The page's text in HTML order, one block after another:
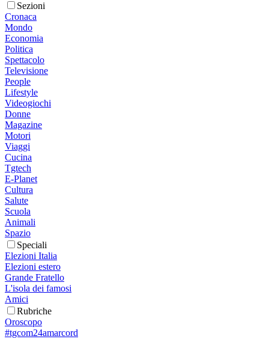
Sezioni
Cronaca
Mondo
Economia
Politica
Spettacolo
Televisione
People
Lifestyle
Videogiochi
Donne
Magazine
Motori
Viaggi
Cucina
Tgtech
E-Planet
Cultura
Salute
Scuola
Animali
Spazio
Speciali
Elezioni Italia
Elezioni estero
Grande Fratello
L'isola dei famosi
Amici
Rubriche
Oroscopo
#tgcom24amarcord